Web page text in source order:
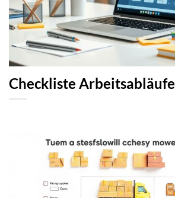
Checkliste Arbeitsabläufe